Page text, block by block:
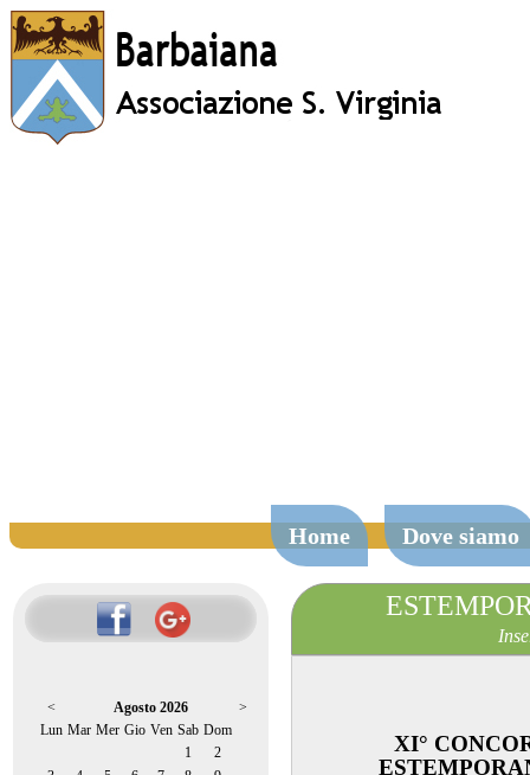
Home Dove siamo
< Agosto 2026
>
Lun Mar Mer Gio Ven Sab Dom
1
2
XI°